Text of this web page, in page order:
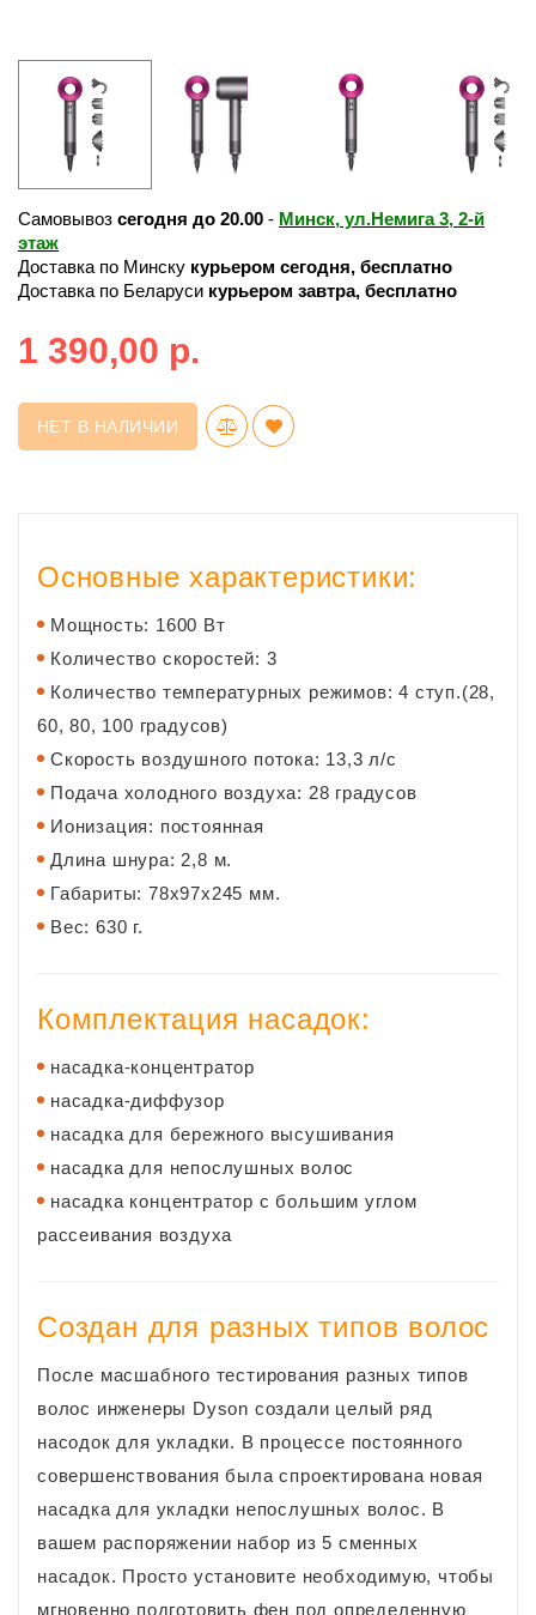
Самовывоз сегодня до 20.00 - Минск, ул.Немига 3, 2-й
этаж
Доставка по Минску курьером сегодня, бесплатно
Доставка по Беларуси курьером завтра, бесплатно
1 390,00 р.
НЕТ В НАЛИЧИИ
Основные характеристики:
Мощность: 1600 Вт
Количество скоростей: 3
Количество температурных режимов: 4 ступ.(28,
60, 80, 100 градусов)
Скорость воздушного потока: 13,3 л/с
Подача холодного воздуха: 28 градусов
Ионизация: постоянная
Длина шнура: 2,8 м.
Габариты: 78х97х245 мм.
Вес: 630 г.
Комплектация насадок:
насадка-концентратор
насадка-диффузор
насадка для бережного высушивания
насадка для непослушных волос
насадка концентратор с большим углом
рассеивания воздуха
Создан для разных типов волос
После масшабного тестирования разных типов
волос инженеры Dyson создали целый ряд
насодок для укладки. В процессе постоянного
совершенствования была спроектирована новая
насадка для укладки непослушных волос. В
вашем распоряжении набор из 5 сменных
насадок. Просто установите необходимую, чтобы
мгновенно подготовить фен под определенную